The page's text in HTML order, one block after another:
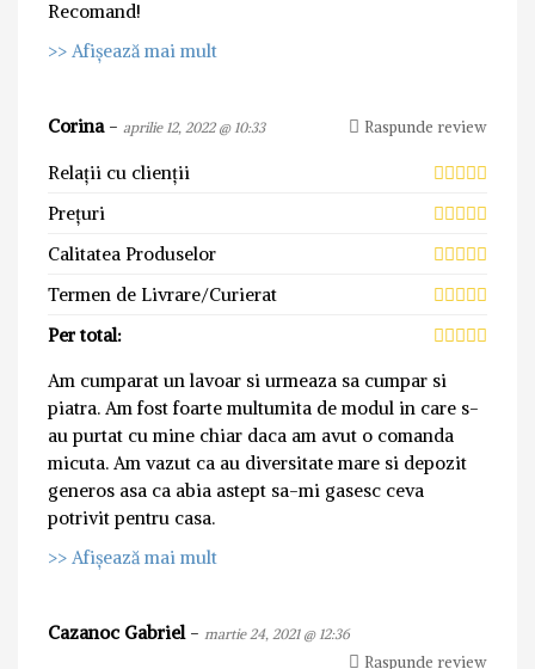
Recomand!
>> Afișează mai mult
Corina- aprilie 12, 2022 @ 10:33 Raspunde review
Relații cu clienții
Prețuri
Calitatea Produselor
Termen de Livrare/Curierat
Per total:
Am cumparat un lavoar si urmeaza sa cumpar si
piatra. Am fost foarte multumita de modul in care s-
au purtat cu mine chiar daca am avut o comanda
micuta. Am vazut ca au diversitate mare si depozit
generos asa ca abia astept sa-mi gasesc ceva
potrivit pentru casa.
>> Afișează mai mult
Cazanoc Gabriel- martie 24, 2021 @ 12:36
Raspunde review